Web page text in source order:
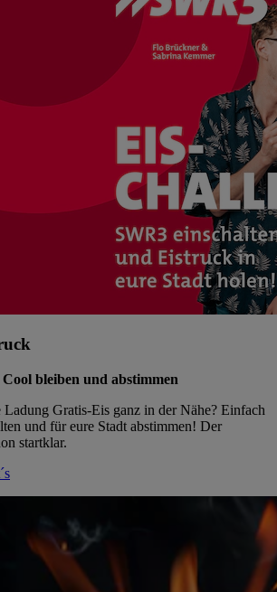
Cool bleiben und abstimmen
Gratis-Eis ganz in der Nähe? Einfach
und für eure Stadt abstimmen! Der
startklar.